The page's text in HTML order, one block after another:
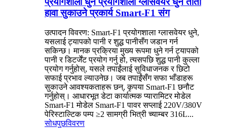
हावा सुकाउने प्रकार्य Smart-F1 संग
उत्पादन विवरण: Smart-F1 प्रयोगशाला ग्लासवेयर धुने,
यसलाई ट्यापको पानी र शुद्ध पानीसँग जडान गर्न
सकिन्छ। मानक प्रक्रिया मुख्य रूपमा धुने गर्न ट्यापको
पानी र डिटर्जेंट प्रयोग गर्नु हो, त्यसपछि शुद्ध पानी कुल्ला
प्रयोग गर्नुहोस्, यसले तपाईंलाई सुविधाजनक र छिटो
सफाई प्रभाव ल्याउनेछ। जब तपाईंसँग सफा भाँडाहरू
सुकाउने आवश्यकताहरू छन्, कृपया Smart-F1 छनौट
गर्नुहोस्। आधारभूत डेटा कार्यात्मक प्यारामिटर मोडेल
Smart-F1 मोडेल Smart-F1 पावर सप्लाई 220V/380V
पेरिस्टाल्टिक पम्प ≥2 सामग्री भित्री च्याम्बर 316L...
सोधपुछविवरण